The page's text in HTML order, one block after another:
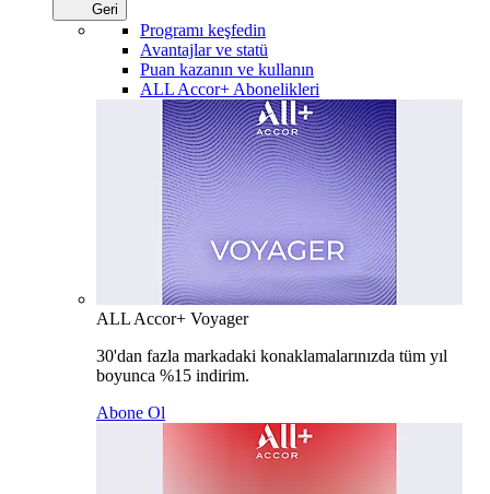
Geri
Programı keşfedin
Avantajlar ve statü
Puan kazanın ve kullanın
ALL Accor+ Abonelikleri
ALL Accor+ Voyager
30'dan fazla markadaki konaklamalarınızda tüm yıl
boyunca %15 indirim.
Abone Ol